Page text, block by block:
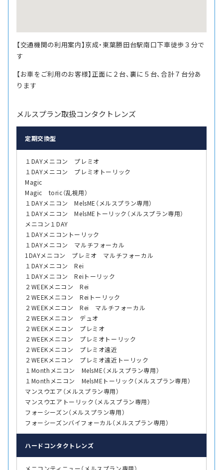
【交通機関の利用案内】京成・東葉勝田台駅南口下車徒歩３分で
す
【お車をご利用のお客様】正面に２台、裏に５台、合計７台分あ
ります
メルスプラン取扱コンタクトレンズ
定期交換型
１DAYメニコン プレミオ
１DAYメニコン プレミオトーリック
Magic
Magic toric（乱視用）
１DAYメニコン MelsME（メルスプラン専用）
１DAYメニコン MelsMEトーリック（メルスプラン専用）
メニコン１DAY
１DAYメニコントーリック
１DAYメニコン マルチフォーカル
1DAYメニコン プレミオ マルチフォーカル
１DAYメニコン Rei
１DAYメニコン Reiトーリック
２WEEKメニコン Rei
２WEEKメニコン Reiトーリック
２WEEKメニコン Rei マルチフォーカル
２WEEKメニコン デュオ
２WEEKメニコン プレミオ
２WEEKメニコン プレミオトーリック
２WEEKメニコン プレミオ遠近
２WEEKメニコン プレミオ遠近トーリック
１Monthメニコン MelsME（メルスプラン専用）
１Monthメニコン MelsMEトーリック（メルスプラン専用）
マンスウエア（メルスプラン専用）
マンスウエアトーリック（メルスプラン専用）
フォーシーズン（メルスプラン専用）
フォーシーズンバイフォーカル（メルスプラン専用）
ハード コンタクトレンズ
メニコンティニュー（メルスプラン専用）